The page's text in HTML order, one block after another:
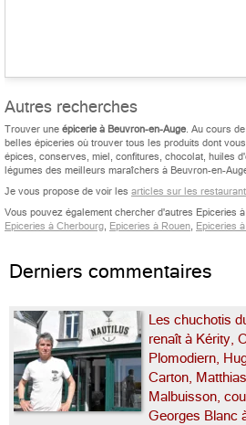
Autres recherches
Trouver une épicerie à Beuvron-en-Auge. Au cours
belles épiceries où trouver tous les produits dont
épices, conserves, miel, confitures, chocolat, huiles
légumes des meilleurs maraîchers à Beuvron-en-
Je vous propose de voir les articles sur les
Vous pouvez également chercher d'autres Epiceries
Epiceries à Cherbourg, Epiceries à Rouen, Epiceries
Derniers commentaires
Les chuchotis
renaît à Kérity,
Plomodiern,
Carton,
Malbuisson,
Georges Blanc